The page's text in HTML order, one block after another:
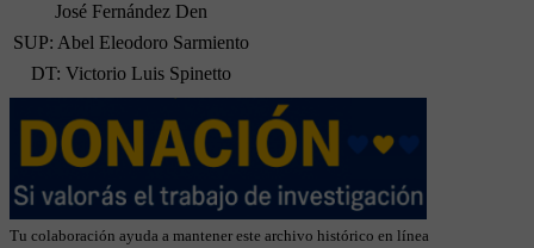
José Fernández Den
SUP: Abel Eleodoro Sarmiento
DT: Victorio Luis Spinetto
Tu colaboración ayuda a mantener este archivo histórico en línea